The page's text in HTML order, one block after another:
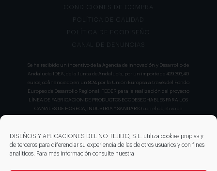
DISEÑOS Y APLICACIONES DEL NO TEJIDO, S.L. utiliza cookies propias y
de terceros para diferenciar su experiencia de las de otros usuarios y con fines
analíticos. Para más información consulte nuestra
CONDICIONES DE COMPRA
Se ha recibido un incentivo de la Agencia de Innovación y Desarrollo de
Andalucía IDEA, de la Junta de Andalucía, por un importe de 429.393,40
euros, cofinanciado en un 80% por la Unión Europea a través del Fondo
Europeo de Desarrollo Regional, FEDER para la realización del proyecto
LÍNEA DE FABRICACION DE PRODUCTOS ECODESECHABLES PARA LOS
CANALES DE HORECA, INDUSTRIA Y SANITARIO con el objetivo de